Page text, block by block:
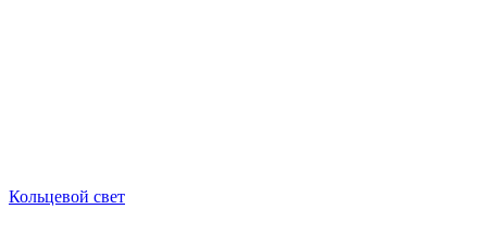
Кольцевой свет